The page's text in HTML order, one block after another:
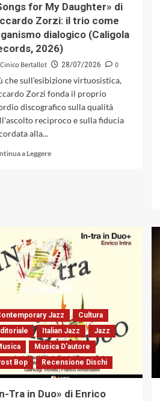
for My Daughter» di
Zorzi: il trio come
dialogico (Caligola
2026)
Cinico Bertallot 28/07/2026
0
che sull'esibizione virtuosistica,
Zorzi fonda il proprio
discografico sulla qualità
reciproco e sulla fiducia
alla...
a LeggereLeggi
Daughter»
di
Riccardo
Zorzi:
il
trio
come
organismo
dialogico
(Caligola
Records,
2026)
Jazz
Cultura
Italian Jazz
Jazz
Musica D'autore
Bop
Recensione Dischi
Tra in Duo» di Enrico